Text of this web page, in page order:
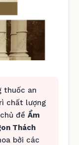
thuốc an
chất lượng
đề Ẩm
Thách
bởi các